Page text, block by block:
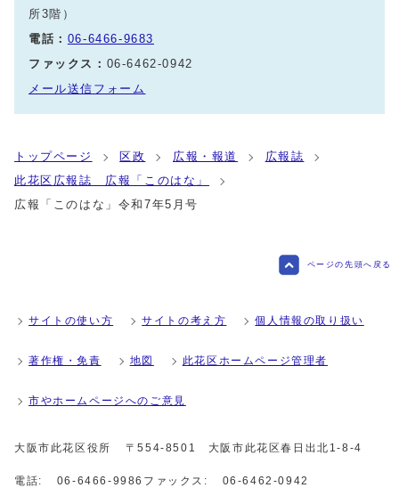
所3階）
電話： 06-6466-9683
ファックス： 06-6462-0942
メール送信フォーム
トップページ 区政 広報・報道
広報誌
此花区広報誌 広報「このはな」
広報「このはな」令和7年5月号
ページの先頭へ戻る
サイトの使い方 サイトの考え方 個人情報の取り扱い
著作権・免責 地図 此花区ホームページ管理者
市やホームページへのご意見
大阪市此花区役所 〒554-8501 大阪市此花区春日出北1-8-4
電話: 06-6466-9986 ファックス: 06-6462-0942